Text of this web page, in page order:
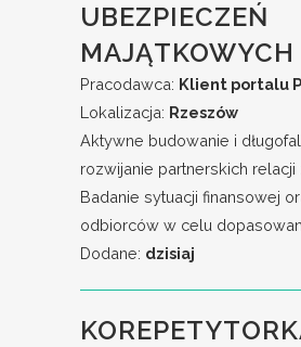
UBEZPIECZEŃ
MAJĄTKOWYCH
Pracodawca: Klient portalu
Lokalizacja: Rzeszów
Aktywne budowanie i
rozwijanie partnerskich relacji
Badanie sytuacji finansowej
odbiorców w celu
Dodane: dzisiaj